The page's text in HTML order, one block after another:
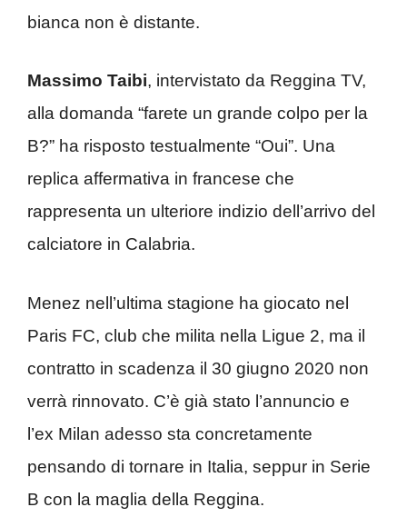
bianca non è distante.
Massimo Taibi, intervistato da Reggina TV,
alla domanda “farete un grande colpo per la
B?” ha risposto testualmente “Oui”. Una
replica affermativa in francese che
rappresenta un ulteriore indizio dell’arrivo del
calciatore in Calabria.
Menez nell’ultima stagione ha giocato nel
Paris FC, club che milita nella Ligue 2, ma il
contratto in scadenza il 30 giugno 2020 non
verrà rinnovato. C’è già stato l’annuncio e
l’ex Milan adesso sta concretamente
pensando di tornare in Italia, seppur in Serie
B con la maglia della Reggina.